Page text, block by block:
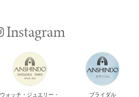
Instagram
ウォッチ・ジュエリー・
ブライダル